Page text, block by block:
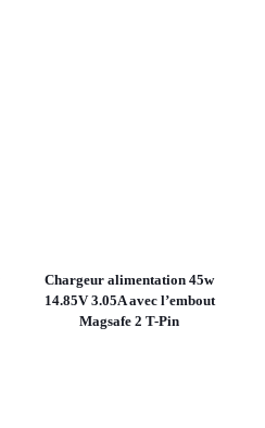
Chargeur alimentation 45w
14.85V 3.05A avec l’embout
Magsafe 2 T-Pin